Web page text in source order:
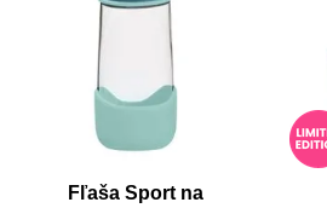
Fľaša Sport na